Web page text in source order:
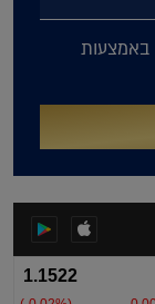
באמצעות